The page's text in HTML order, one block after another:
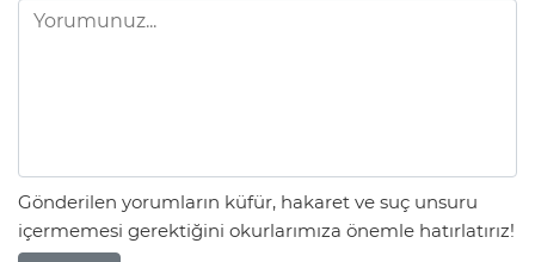
Gönderilen yorumların küfür, hakaret ve suç unsuru
içermemesi gerektiğini okurlarımıza önemle hatırlatırız!